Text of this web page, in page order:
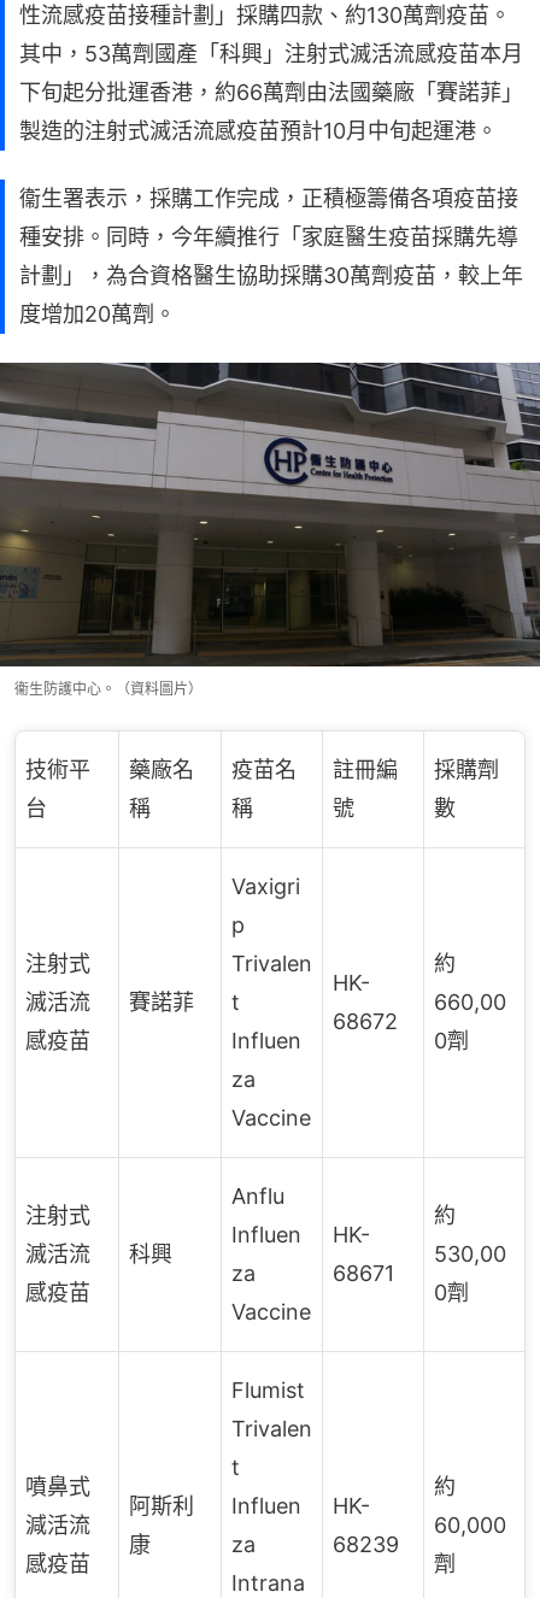
性流感疫苗接種計劃」採購四款、約130萬劑疫苗。
其中，53萬劑國產「科興」注射式滅活流感疫苗本月
下旬起分批運香港，約66萬劑由法國藥廠「賽諾菲」
製造的注射式滅活流感疫苗預計10月中旬起運港。
衞生署表示，採購工作完成，正積極籌備各項疫苗接
種安排。同時，今年續推行「家庭醫生疫苗採購先導
計劃」，為合資格醫生協助採購30萬劑疫苗，較上年
度增加20萬劑。
衞生防護中心。（資料圖片）
技術平
台
藥廠名
稱
疫苗名
稱
註冊編
號
採購劑
數
注射式
滅活流
感疫苗
賽諾菲
Vaxigri
p
Trivalen
t
Influen
za
Vaccine
HK-
68672
約
660,00
0劑
注射式
滅活流
感疫苗
科興
Anflu
Influen
za
Vaccine
HK-
68671
約
530,00
0劑
噴鼻式
減活流
感疫苗
阿斯利
康
Flumist
Trivalen
t
Influen
za
Intrana
HK-
68239
約
60,000
劑